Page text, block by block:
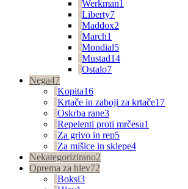
Werkman1
Liberty7
Maddox2
March1
Mondial5
Mustad14
Ostalo7
Nega47
Kopita16
Krtače in zaboji za krtače17
Oskrba rane3
Repelenti proti mrčesu1
Za grivo in rep5
Za mišice in sklepe4
Nekategorizirano2
Oprema za hlev72
Boksi3